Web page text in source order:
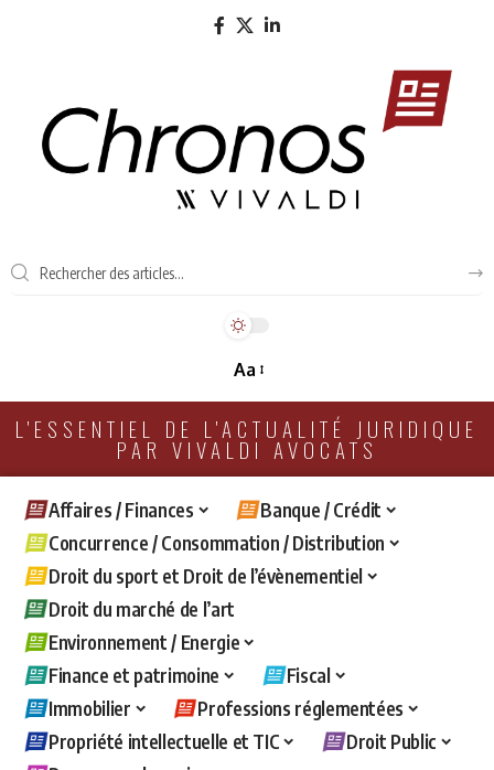
Aa
L'ESSENTIEL DE L'ACTUALITÉ JURIDIQUE
PAR VIVALDI AVOCATS
Affaires / Finances
Banque / Crédit
Concurrence / Consommation / Distribution
Droit du sport et Droit de l’évènementiel
Droit du marché de l’art
Environnement / Energie
Finance et patrimoine
Fiscal
Immobilier
Professions réglementées
Propriété intellectuelle et TIC
Droit Public